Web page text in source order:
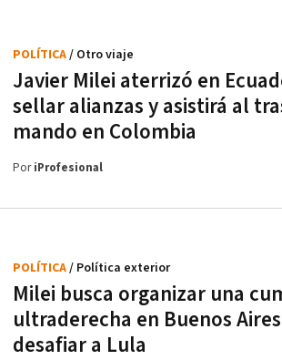
Javier Milei aterrizó en
sellar alianzas y asistirá al
mando en Colombia
POLÍTICA/ Otro viaje
PoriProfesional
Milei busca organizar una
ultraderecha en Buenos
desafiar a Lula
POLÍTICA/ Política exterior